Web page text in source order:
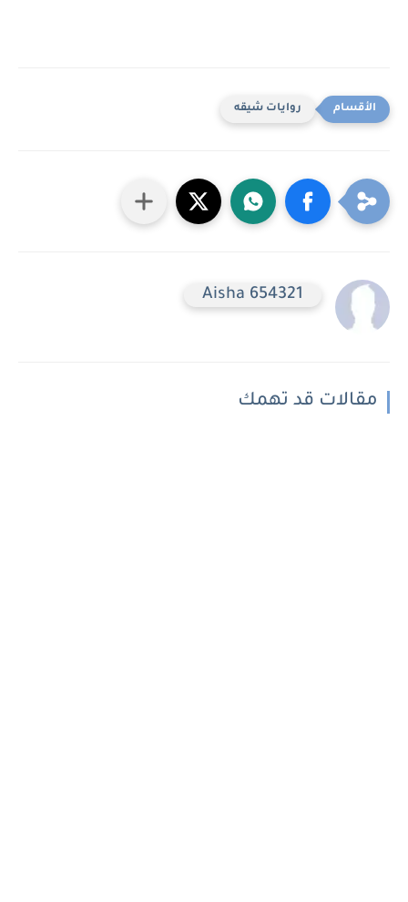
روايات شيقه
Aisha 654321
مقالات قد تهمك